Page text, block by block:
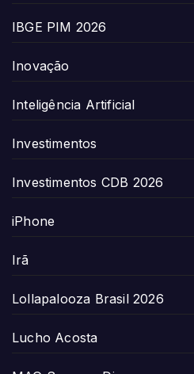
IBGE PIM 2026
Inovação
Inteligência Artificial
Investimentos
Investimentos CDB 2026
iPhone
Irã
Lollapalooza Brasil 2026
Lucho Acosta